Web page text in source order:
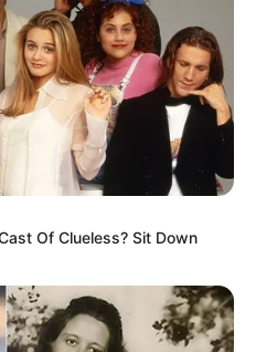
Of Clueless? Sit Down